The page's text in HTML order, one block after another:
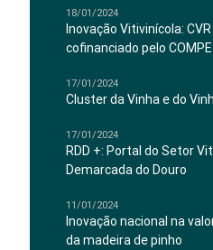
18/01/2024
Inovação Vitivinícola:
cofinanciado pelo
17/01/2024
Cluster da Vinha e do
17/01/2024
RDD +: Portal do Setor
Demarcada do Douro
11/01/2024
Inovação nacional na
da madeira de pinho